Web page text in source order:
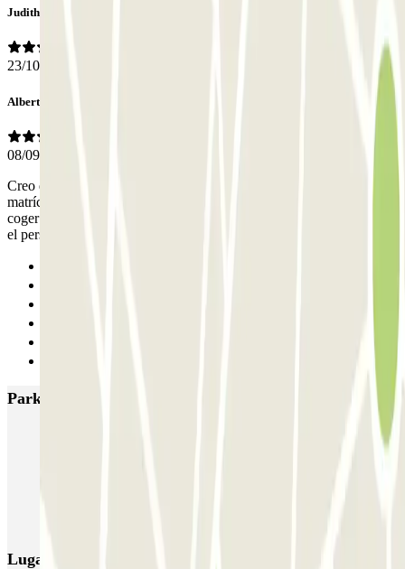
Judith
23/10/2025
Alberto
08/09/2025
Creo que la gestión no es la correcta lo ideal sería dar el número de
matrícula y cuando llegues q se abra sola la puerta y no tener q
coger el tiket y la salida igual no q me tocó llamar x tlf para abrirme
el personal fue amable conmigo. Un saludo
Parkings más valorados en Valladolid
Lugares y eventos interesantes cerca de Plaza del